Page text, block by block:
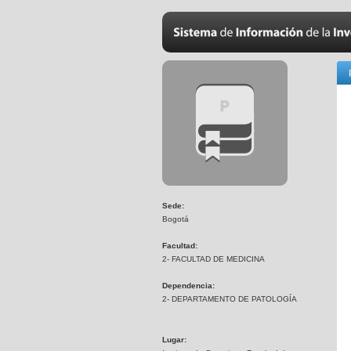
Sede:
Bogotá
Facultad:
2- FACULTAD DE MEDICINA
Dependencia:
2- DEPARTAMENTO DE PATOLOGÍA
Lugar: